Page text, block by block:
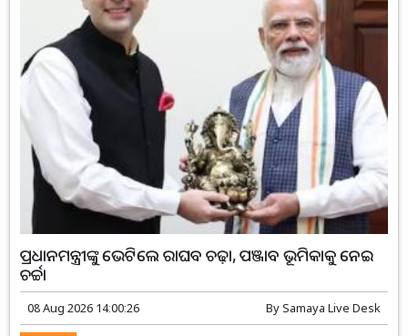
ପ୍ରଧାନମନ୍ତ୍ରୀଙ୍କୁ ଭେଟିଲେ ରାଘବ ଚଢ଼ା, ପଞ୍ଜାବ ଭୂମିକାକୁ ନେଇ
ଚର୍ଚ୍ଚା
08 Aug 2026 14:00:26 BySamaya Live Desk